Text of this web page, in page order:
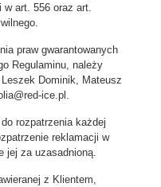
art. 556 oraz art.
praw gwarantowanych
Regulaminu, należy
Dominik, Mateusz
ice.pl.
rozpatrzenia każdej
reklamacji w
jej za uzasadnioną.
z Klientem,